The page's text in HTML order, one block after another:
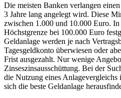
Die meisten Banken verlangen
3 Jahre lang angelegt wird. Diese
zwischen 1.000 und 10.000 Euro.
Höchstgrenze bei 100.000 Euro
Geldanlage werden je nach
Tagesgeldkonto überwiesen oder
Frist ausgezahlt. Nur wenige
Zinseszinsausschüttung. Bei der
die Nutzung eines
sich die beste Geldanlage